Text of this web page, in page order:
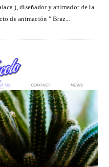
), diseñador y animador de la
de animación " Braz...